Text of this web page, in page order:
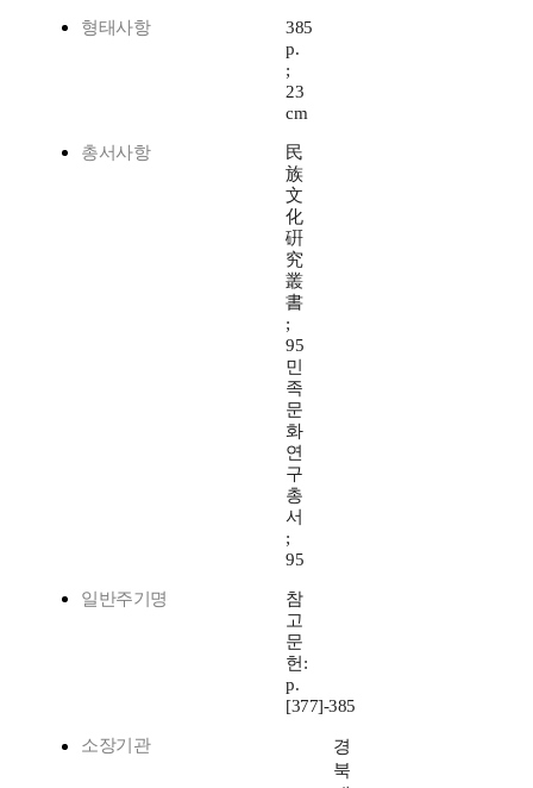
형태사항
385
p.
;
23
cm
총서사항
民
族
文
化
硏
究
叢
書
;
95
민
족
문
화
연
구
총
서
;
95
일반주기명
참
고
문
헌:
p.
[377]-385
소장기관
경
북